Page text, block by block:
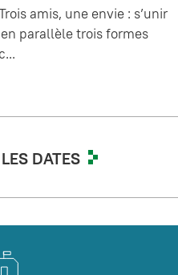
amis, une envie : s’unir
parallèle trois formes
DATES